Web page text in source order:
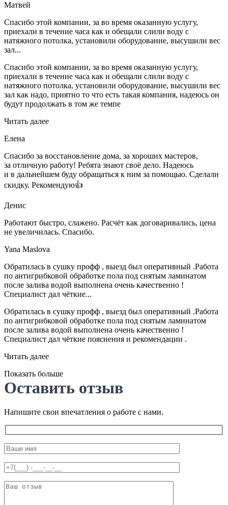
Матвей
Спасибо этой компании, за во время оказанную услугу,
приехали в течение часа как и обещали слили воду с
натяжного потолка, установили оборудование, высушили вес
зал...
Спасибо этой компании, за во время оказанную услугу,
приехали в течение часа как и обещали слили воду с
натяжного потолка, установили оборудование, высушили вес
зал как надо, приятно то что есть такая компания, надеюсь он
будут продолжать в том же темпе
Читать далее
Елена
Спасибо за восстановление дома, за хороших мастеров,
за отличную работу! Ребята знают своё дело. Надеюсь
и в дальнейшем буду обращаться к ним за помощью. Сделали
скидку. Рекомендую👍
Денис
Работают быстро, слажено. Расчёт как договаривались, цена
не увеличилась. Спасибо.
Yana Maslova
Обратилась в сушку профф , выезд был оперативный .Работа
по антигрибковой обработке пола под снятым ламинатом
после залива водой выполнена очень качественно !
Специалист дал чёткие...
Обратилась в сушку профф , выезд был оперативный .Работа
по антигрибковой обработке пола под снятым ламинатом
после залива водой выполнена очень качественно !
Специалист дал чёткие пояснения и рекомендации .
Читать далее
Показать больше
Оставить отзыв
Напишите свои впечатления о работе с нами.